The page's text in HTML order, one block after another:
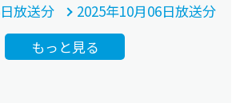
放送分
2025年10月06日放送分
もっと見る